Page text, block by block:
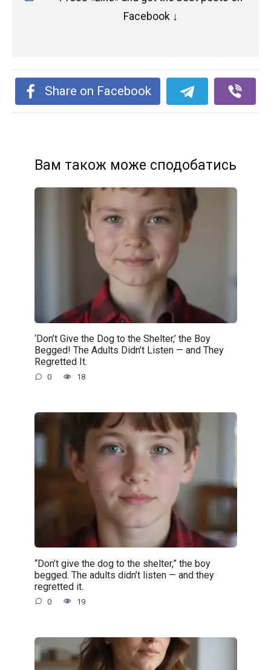
Facebook ↓
Share on Facebook
Вам також може сподобатись
‘Don’t Give the Dog to the Shelter,’ the Boy
Begged! The Adults Didn’t Listen — and They
Regretted It.
0 18
“Don’t give the dog to the shelter,” the boy
begged. The adults didn’t listen — and they
regretted it.
0 19